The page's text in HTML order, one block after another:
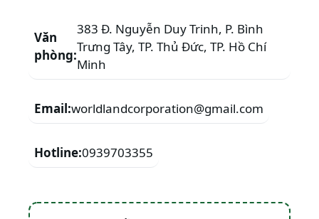
Văn
phòng:
383 Đ. Nguyễn Duy Trinh, P. Bình
Trưng Tây, TP. Thủ Đức, TP. Hồ Chí
Minh
Email:worldlandcorporation@gmail.com
Hotline:0939703355